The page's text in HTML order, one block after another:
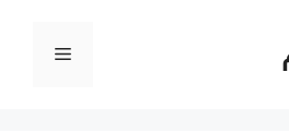
القائمة